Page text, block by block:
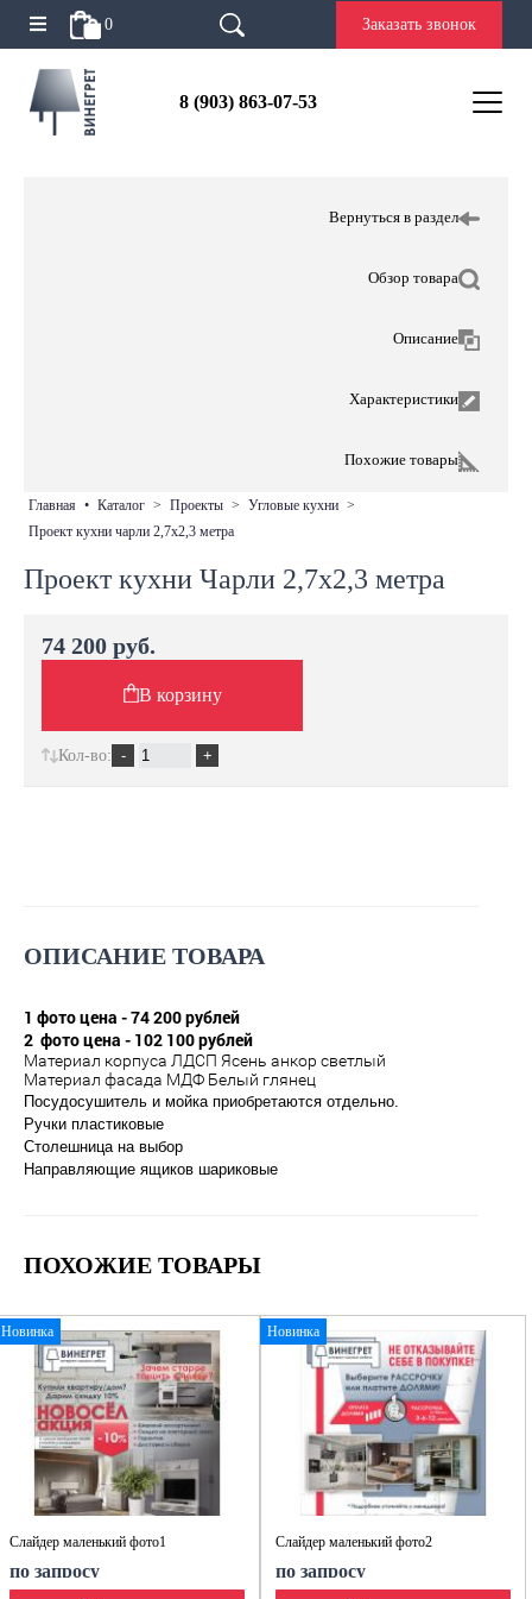
0 Заказать звонок
8 (903) 863-07-53
Вернуться в раздел
Обзор товара
Описание
Характеристики
Похожие товары
главная • каталог > проекты > угловые кухни >
проект кухни чарли 2,7х2,3 метра
Проект кухни Чарли 2,7х2,3 метра
ОПИСАНИЕ ТОВАРА
1 фото цена - 74 200 рублей
2 фото цена - 102 100 рублей
Материал корпуса ЛДСП Ясень анкор светлый
Материал фасада МДФ Белый глянец
Посудосушитель и мойка приобретаются отдельно.
Ручки пластиковые
Столешница на выбор
Направляющие ящиков шариковые
ПОХОЖИЕ ТОВАРЫ
Новинка
Слайдер маленький фото1
по запросу
Новинка
Слайдер маленький фото2
по запросу
74 200 руб.
В корзину
Кол-во: